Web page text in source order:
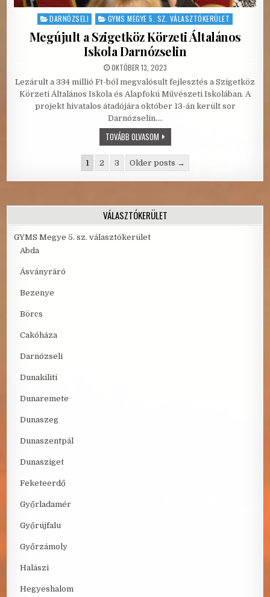
Posted in
DARNÓZSELI GYMS MEGYE 5. SZ. VÁLASZTÓKERÜLET
Megújult a Szigetköz Körzeti Általános
Iskola Darnózselin
PUBLISHED DATE:
OKTÓBER 13, 2023
Lezárult a 334 millió Ft-ból megvalósult fejlesztés a Szigetköz
Körzeti Általános Iskola és Alapfokú Művészeti Iskolában. A
projekt hivatalos átadójára október 13-án került sor
Darnózselin….
TOVÁBB OLVASOMMEGÚJULT A SZIGETKÖZ KÖRZETI
Bejegyzések lapozása
1 2 3 Older posts →
VÁLASZTÓKERÜLET
GYMS Megye 5. sz. választókerület
Abda
Ásványráró
Bezenye
Börcs
Cakóháza
Darnózseli
Dunakiliti
Dunaremete
Dunaszeg
Dunaszentpál
Dunasziget
Feketeerdő
Győrladamér
Győrújfalu
Győrzámoly
Halászi
Hegyeshalom